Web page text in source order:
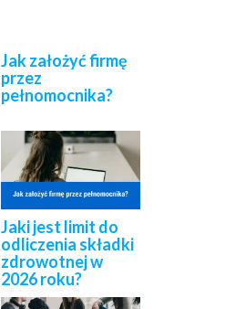
Jak założyć firmę
przez
pełnomocnika?
Jaki jest limit do
odliczenia składki
zdrowotnej w
2026 roku?